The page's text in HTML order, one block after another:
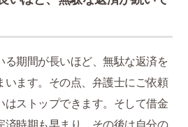
る期間が長いほど、無駄な返済を
います。その点、弁護士にご依頼
はストップできます。そして借金
済時期も早まり、その後は自分の